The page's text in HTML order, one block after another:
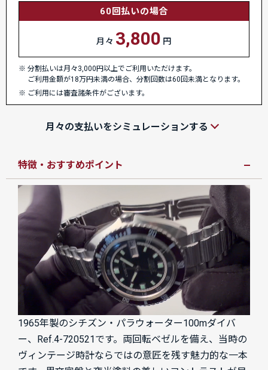
60回払いの場合
月々 3,800 円
分割払いは月々3,000円以上でご利用いただけます。
ご利用金額が18万円未満の場合、分割回数は60回未満となります。
ご利用には審査諸条件がございます。
月々の支払いをシミュレーションする
特徴・おすすめポイント
1965年製のシチズン・パラウォーター100mダイバ
ー、Ref.4-720521です。両回転ベゼルを備え、当時の
ヴィンテージ時計ならではの意匠を残す魅力的な一本